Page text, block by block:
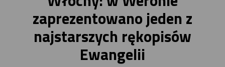
zaprezentowano jeden z
najstarszych rękopisów
Ewangelii